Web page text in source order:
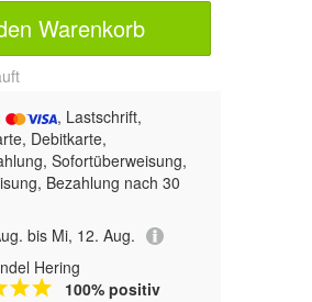
Warenkorb
, Lastschrift,
Debitkarte,
Sofortüberweisung,
Bezahlung nach 30
bis Mi, 12. Aug.
Hering
100% positiv